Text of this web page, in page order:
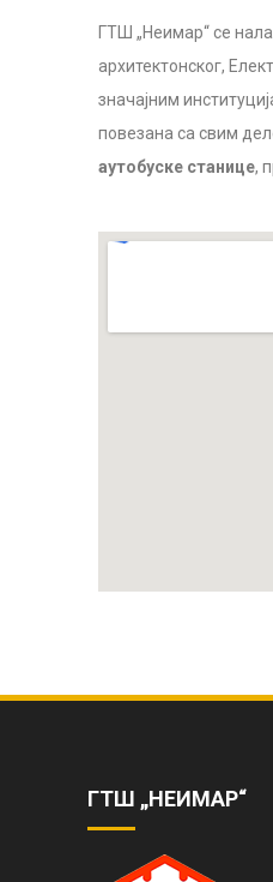
ГТШ „Неимар“ се
архитектонског,
значајним
повезана са свим
аутобуске станице,
ГТШ „НЕИМАР“